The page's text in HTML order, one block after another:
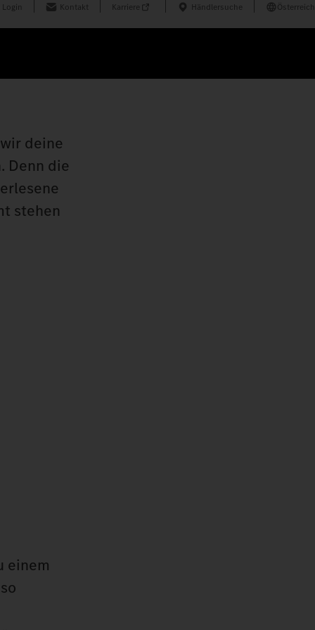
Kontakt Karriere Händlersuche Österreich
deine
Denn die
stehen
einem